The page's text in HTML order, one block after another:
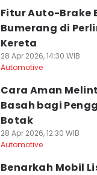
Fitur Auto-Brake
Bumerang di
Kereta
28 Apr 2026, 14:30 WIB
Automotive
Cara Aman
Basah bagi
Botak
28 Apr 2026, 12:30 WIB
Automotive
Benarkah Mobil